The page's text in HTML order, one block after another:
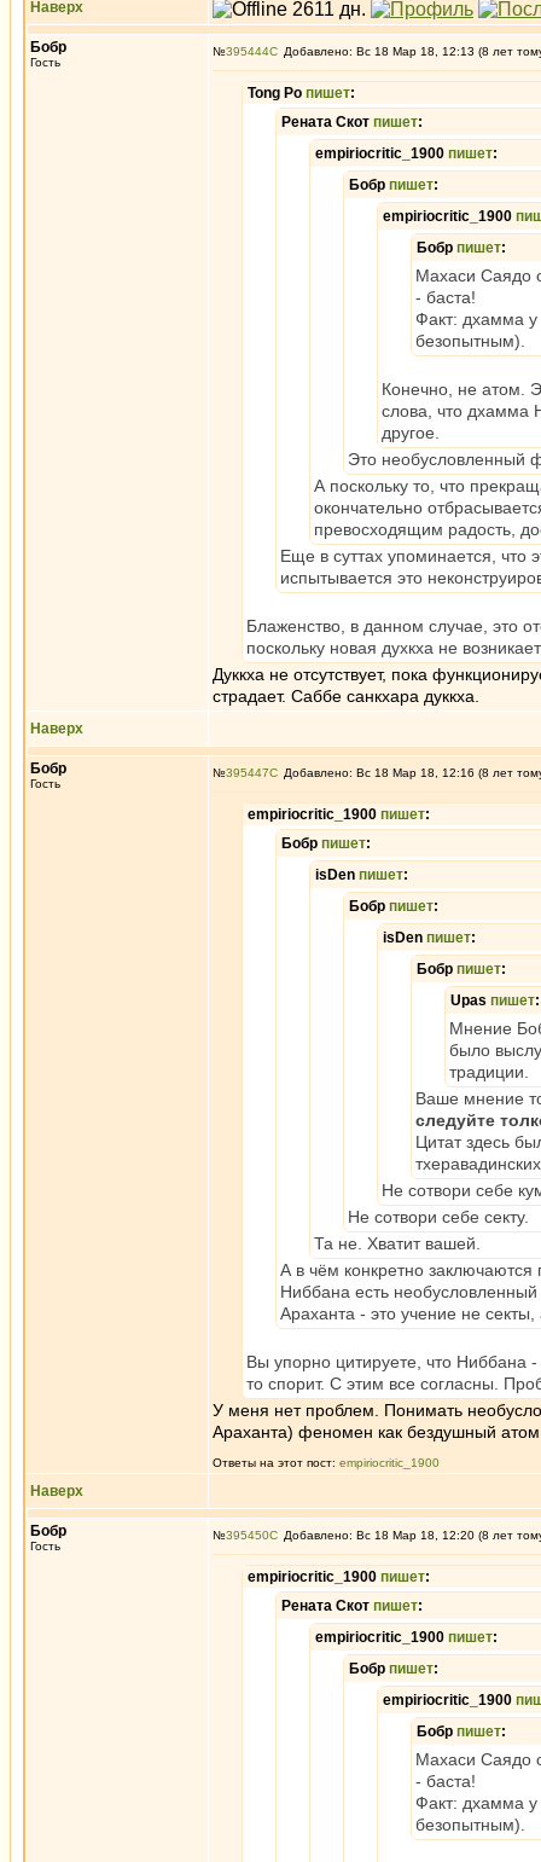
Наверх
Бобр
Гость
№395444 Добавлено: Вс 18 Мар 18, 12:13 (8 лет
Tong Po пишет:
Рената Скот пишет:
empiriocritic_1900 пишет:
Бобр пишет:
empiriocritic_1900
Бобр пишет:
Махаси Саядо
- баста!
Факт: дхамма у
безопытным).
Конечно, не атом.
слова, что дхамма
другое.
Это необусловленный
А поскольку то, что
окончательно
превосходящим радость,
Еще в суттах упоминается,
испытывается это
Блаженство, в данном случае, это
поскольку новая духкха не
Дуккха не отсутствует, пока
страдает. Саббе санкхара дуккха.
Наверх
Бобр
Гость
№395447 Добавлено: Вс 18 Мар 18, 12:16 (8 лет
empiriocritic_1900 пишет:
Бобр пишет:
isDen пишет:
Бобр пишет:
isDen пишет:
Бобр пишет:
Upas пишет:
Мнение
было
традиции.
Ваше мнение
следуйте
Цитат здесь
Не сотвори себе
Не сотвори себе секту.
Та не. Хватит вашей.
А в чём конкретно заключаются
Ниббана есть
Араханта - это учение не
Вы упорно цитируете, что Ниббана
то спорит. С этим все согласны.
У меня нет проблем. Понимать
Араханта) феномен как бездушный
Ответы на этот пост: empiriocritic_1900
Наверх
Бобр
Гость
№395450 Добавлено: Вс 18 Мар 18, 12:20 (8 лет
empiriocritic_1900 пишет:
Рената Скот пишет:
empiriocritic_1900 пишет:
Бобр пишет:
empiriocritic_1900
Бобр пишет:
Махаси Саядо
- баста!
Факт: дхамма у
безопытным).